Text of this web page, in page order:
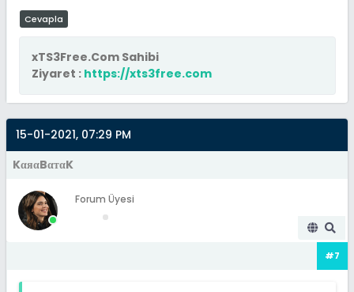
Cevapla
xTS3Free.Com Sahibi
Ziyaret : https://xts3free.com
15-01-2021, 07:29 PM
KαяαBαтαK
Forum Üyesi
#7